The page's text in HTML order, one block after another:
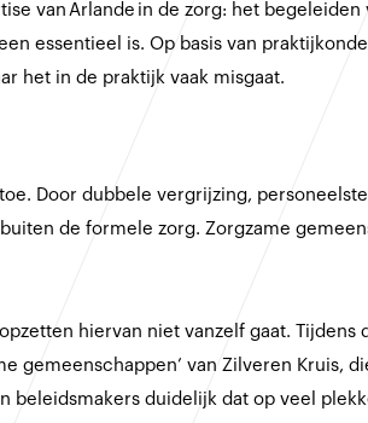
van Arlande in de zorg: het
essentieel is. Op basis van
het in de praktijk vaak misgaat.
Door dubbele vergrijzing,
de formele zorg. Zorgzame
hiervan niet vanzelf gaat. Tijdens
gemeenschappen’ van Zilveren Kruis,
beleidsmakers duidelijk dat op veel